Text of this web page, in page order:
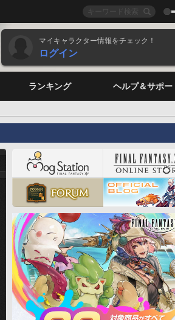
マイキャラクター情報をチェック！
ログイン
ランキング ヘルプ＆サポー